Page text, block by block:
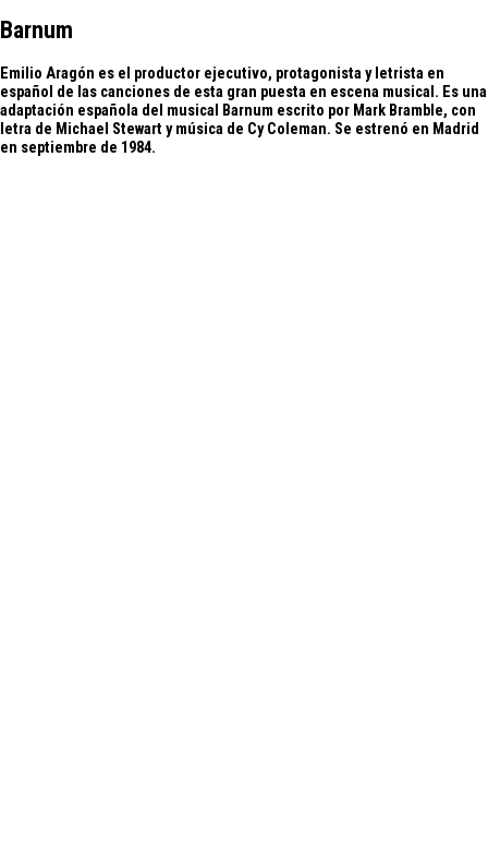
Barnum
Emilio Aragón es el productor ejecutivo, protagonista y letrista en
español de las canciones de esta gran puesta en escena musical. Es una
adaptación española del musical Barnum escrito por Mark Bramble, con
letra de Michael Stewart y música de Cy Coleman. Se estrenó en Madrid
en septiembre de 1984.